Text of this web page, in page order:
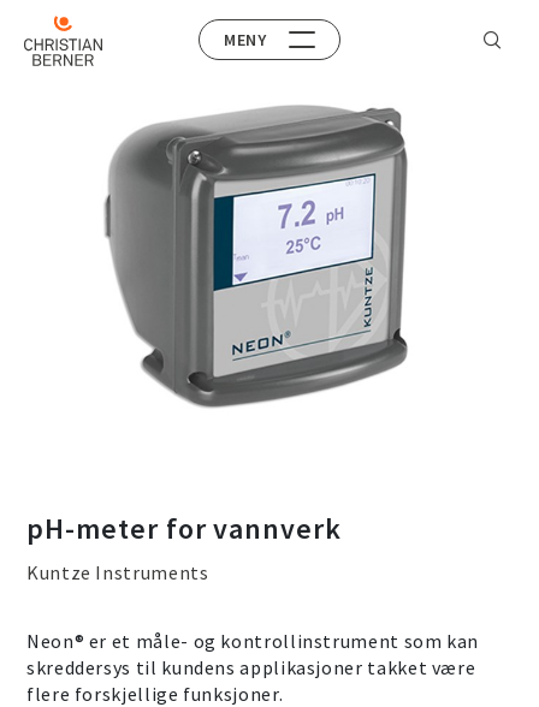
MENY
pH-meter for vannverk
Kuntze Instruments
Neon® er et måle- og kontrollinstrument som kan
skreddersys til kundens applikasjoner takket være
flere forskjellige funksjoner.